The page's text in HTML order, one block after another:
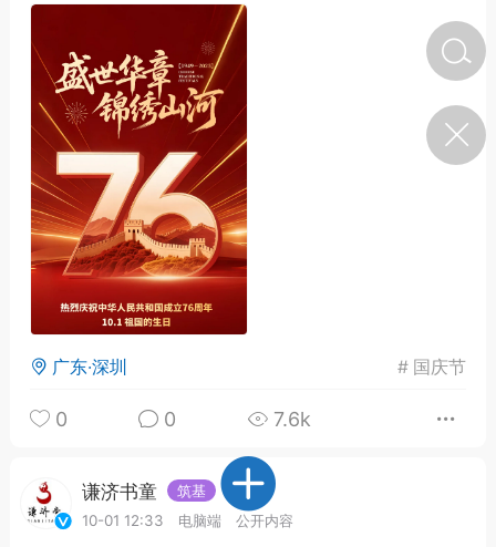
·特急预警】关
节返乡期间“闪
急提示
0
如何购买【理肺清瘟膏】
【养正护络膏】？
小海（HAi）
卫通：内经视角
女子五七，阳明脉衰：女性
养颜首重阳明胃经
谦济书童
广东·深圳 # 国庆节
0 0 7.6k
谦济书童
筑基
10-01 12:33
电脑端 公开内容